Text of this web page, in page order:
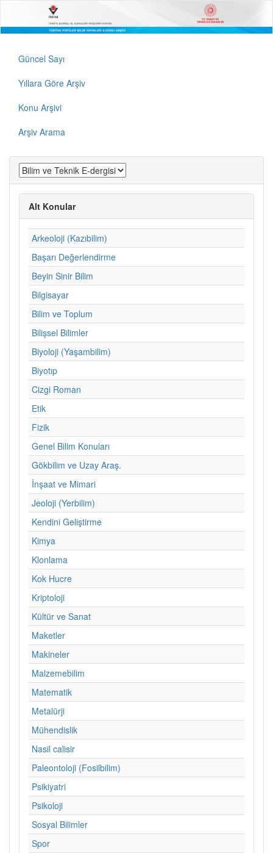
Güncel Sayı
Yıllara Göre Arşiv
Konu Arşivi
Arşiv Arama
Alt Konular
Arkeoloji (Kazıbilim)
Başarı Değerlendirme
Beyin Sinir Bilim
Bilgisayar
Bilim ve Toplum
Bilişsel Bilimler
Biyoloji (Yaşambilim)
Biyotıp
Cizgi Roman
Etik
Fizik
Genel Bilim Konuları
Gökbilim ve Uzay Araş.
İnşaat ve Mimari
Jeoloji (Yerbilim)
Kendini Geliştirme
Kimya
Klonlama
Kok Hucre
Kriptoloji
Kültür ve Sanat
Maketler
Makineler
Malzemebilim
Matematik
Metalürji
Mühendislik
Nasil calisir
Paleontoloji (Fosilbilim)
Psikiyatri
Psikoloji
Sosyal Bilimler
Spor